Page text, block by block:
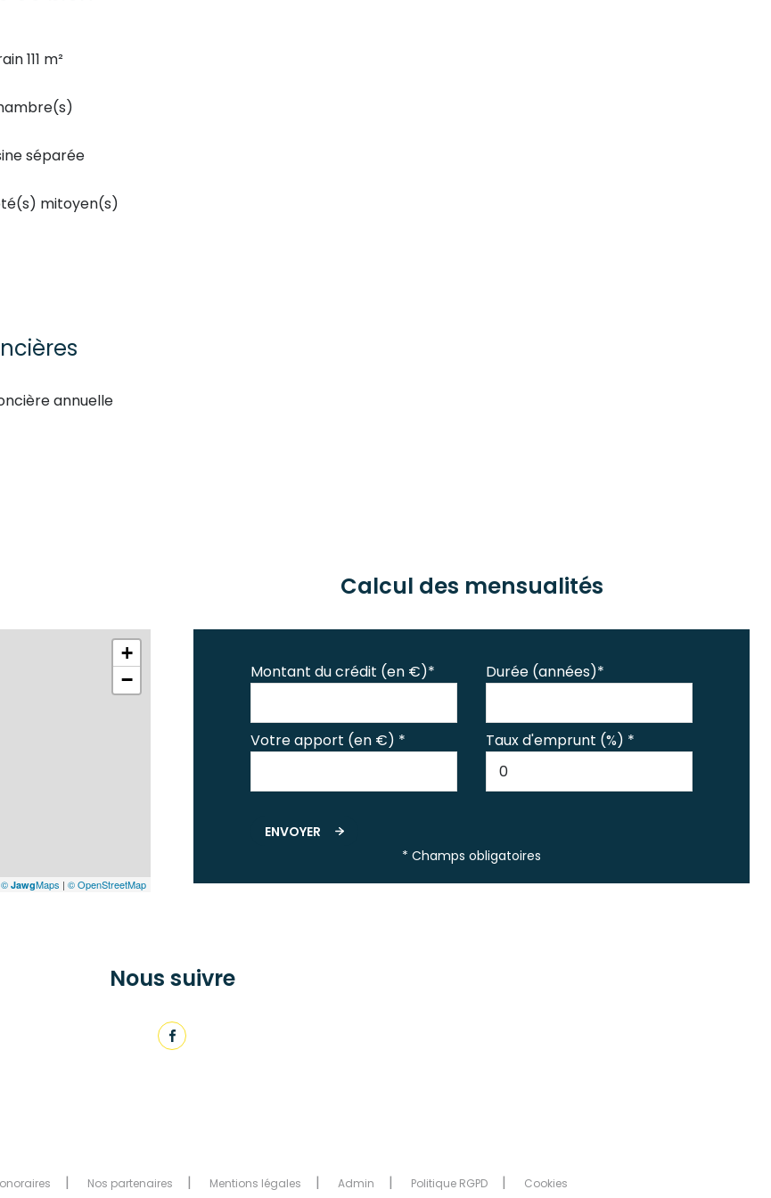
111 m²
séparée
mitoyen(s)
annuelle
+
−
© JawgMaps | © OpenStreetMap
Calcul des mensualités
Montant du crédit (en €)* Durée (années)*
Votre apport (en €) * Taux d'emprunt (%) *
ENVOYER
* Champs obligatoires
Nous suivre
Nos partenaires Mentions légales Admin Politique RGPD Cookies